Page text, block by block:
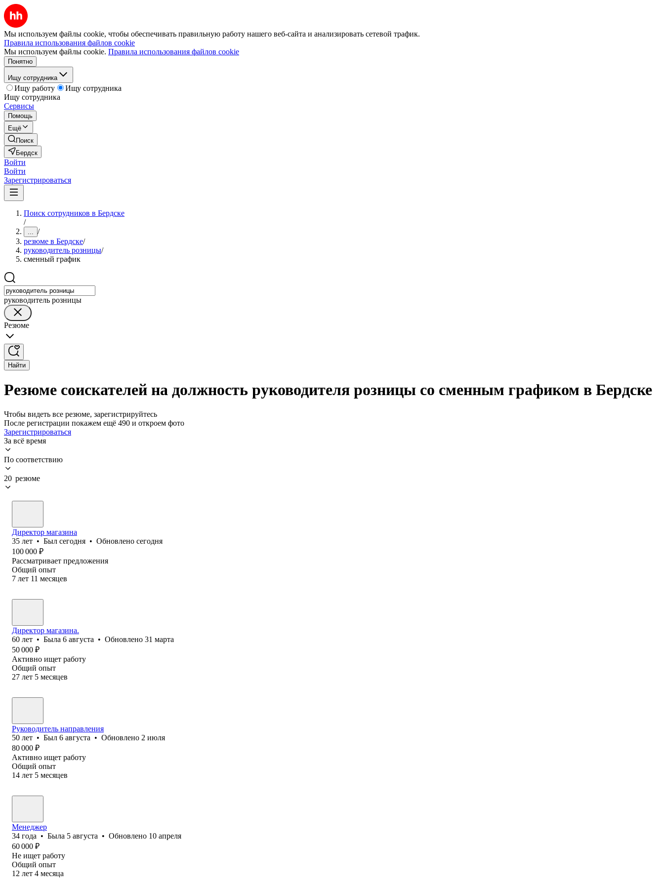
Мы используем файлы cookie, чтобы обеспечивать правильную работу нашего веб-сайта и анализировать сетевой трафик.
Правила использования файлов cookie
Мы используем файлы cookie. Правила использования файлов cookie
Понятно
Ищу сотрудника
Ищу работу
Ищу сотрудника
Ищу сотрудника
Сервисы
Помощь
Ещё
Поиск
Бердск
Войти
Войти
Зарегистрироваться
Поиск сотрудников в Бердске
/
... /
резюме в Бердске/
руководитель розницы/
сменный график
руководитель розницы
Резюме
Найти
Резюме соискателей на должность руководителя розницы со сменным графиком в Бердске
Чтобы видеть все резюме, зарегистрируйтесь
После регистрации покажем ещё 490 и откроем фото
Зарегистрироваться
За всё время
По соответствию
20 резюме
Директор магазина
35 лет • Был сегодня • Обновлено сегодня
100 000 ₽
Рассматривает предложения
Общий опыт
7 лет 11 месяцев
Директор магазина.
60 лет • Была 6 августа • Обновлено 31 марта
50 000 ₽
Активно ищет работу
Общий опыт
27 лет 5 месяцев
Руководитель направления
50 лет • Был 6 августа • Обновлено 2 июля
80 000 ₽
Активно ищет работу
Общий опыт
14 лет 5 месяцев
Менеджер
34 года • Была 5 августа • Обновлено 10 апреля
60 000 ₽
Не ищет работу
Общий опыт
12 лет 4 месяца